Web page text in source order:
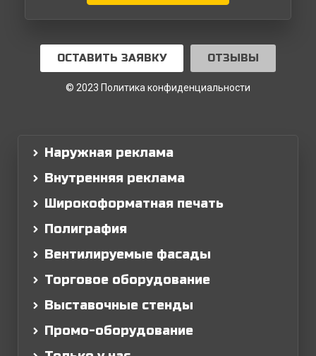
ОСТАВИТЬ ЗАЯВКУ ОТЗЫВЫ
© 2023 Политика конфиденциальности
Наружная реклама
Внутренняя реклама
Широкоформатная печать
Полиграфия
Вентилируемые фасады
Торговое оборудование
Выставочные стенды
Промо-оборудование